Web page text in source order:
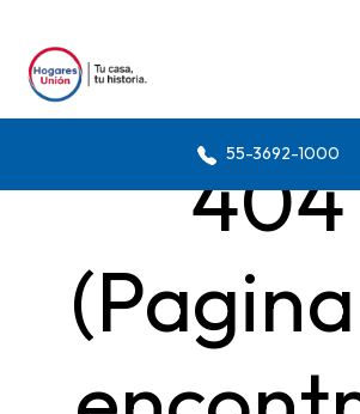
55-3692-1000
404